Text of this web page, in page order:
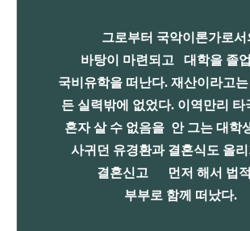
그로부터 국악이론가로서
바탕이 마련되고 대학을 졸
국비유학을 떠난다. 재산이라고는
든 실력밖에 없었다. 이역만리 타
혼자 살 수 없음을 안 그는 대학
사귀던 유경환과 결혼식도 올리
결혼신고 먼저 해서 법
부부로 함께 떠났다.